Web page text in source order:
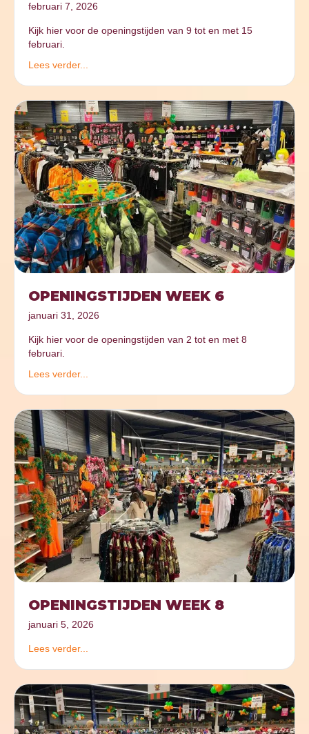
februari 7, 2026
Kijk hier voor de openingstijden van 9 tot en met 15
februari.
Lees verder...
OPENINGSTIJDEN WEEK 6
januari 31, 2026
Kijk hier voor de openingstijden van 2 tot en met 8
februari.
Lees verder...
OPENINGSTIJDEN WEEK 8
januari 5, 2026
Lees verder...